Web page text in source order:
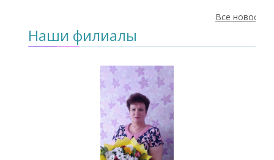
Все новости
Наши филиалы